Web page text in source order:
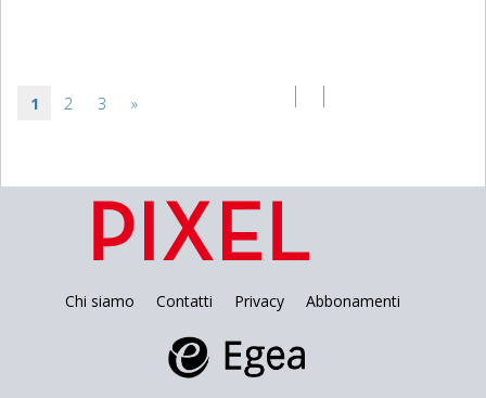
1 2 3 »
Chi siamo Contatti Privacy Abbonamenti